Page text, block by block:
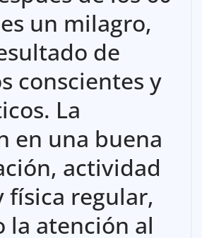
un milagro,
de
conscientes y
La
en una buena
actividad
física regular,
la atención al